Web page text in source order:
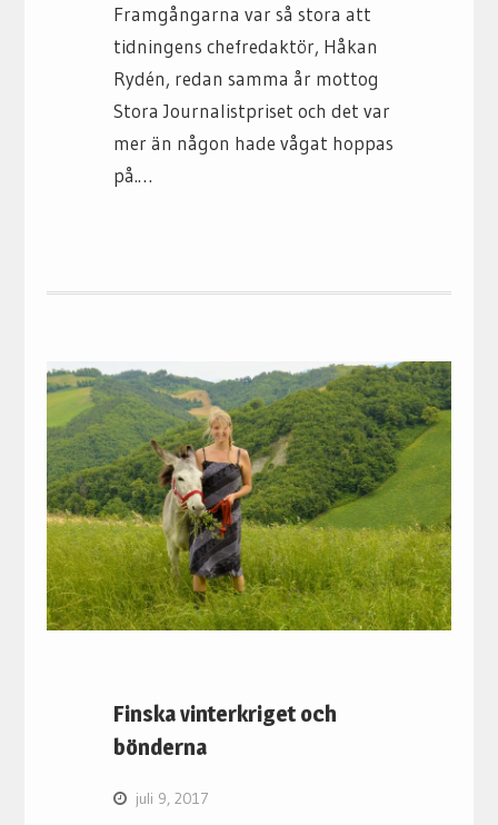
Framgångarna var så stora att
tidningens chefredaktör, Håkan
Rydén, redan samma år mottog
Stora Journalistpriset och det var
mer än någon hade vågat hoppas
på.…
Finska vinterkriget och
bönderna
juli 9, 2017